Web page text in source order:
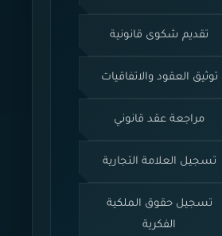
تقديم شكوى قانونية
توثيق العقود والاتفاقيات
مراجعة عقد قانوني
تسجيل العلامة التجارية
تسجيل حقوق الملكية
الفكرية